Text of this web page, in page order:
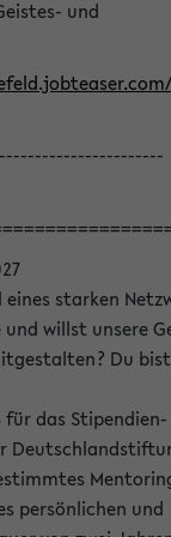
und
starken
willst unsere
Du bist
für das
persönlichen und